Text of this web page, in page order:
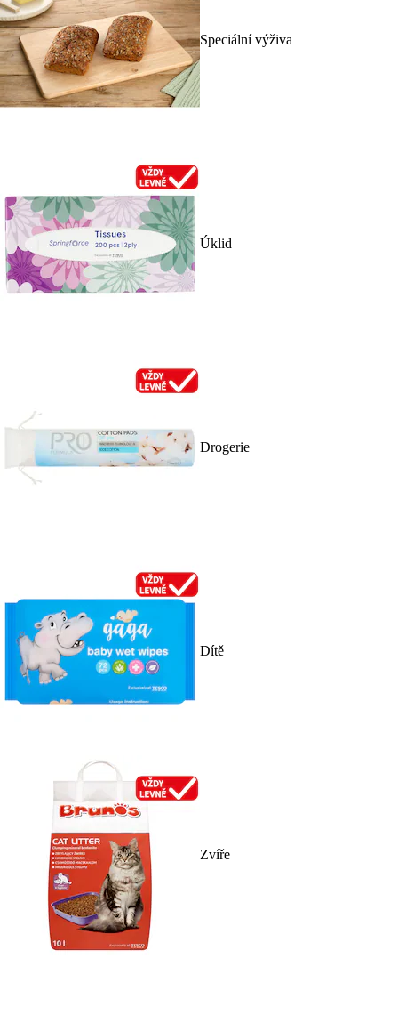
Speciální výživa
Úklid
Drogerie
Dítě
Zvíře